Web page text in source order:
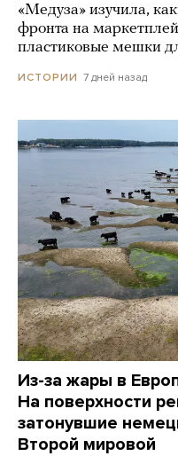
«Медуза» изучила,
фронта на
пластиковые мешки
ИСТОРИИ 7 дней назад
Из-за жары в
На поверхности
затонувшие
Второй мировой